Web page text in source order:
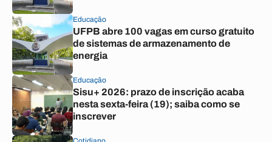
Educação
UFPB abre 100 vagas em curso gratuito
de sistemas de armazenamento de
energia
Educação
Sisu+ 2026: prazo de inscrição acaba
nesta sexta-feira (19); saiba como se
inscrever